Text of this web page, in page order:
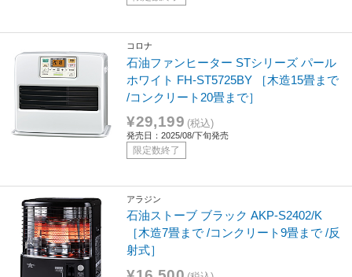
コロナ
石油ファンヒーター STシリーズ パール
ホワイト FH-ST5725BY ［木造15畳まで
/コンクリート20畳まで］
¥29,199 (税込)
発売日：2025/08/下旬発売
限定数終了
アラジン
石油ストーブ ブラック AKP-S2402/K
［木造7畳まで /コンクリート9畳まで /反
射式］